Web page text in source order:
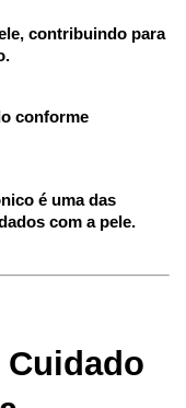
com a pele.
Cuidado